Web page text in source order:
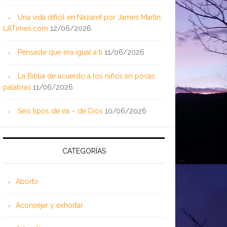
Una vida difícil en Nazaret por James Martin;
LATimes.com 12/06/2026
Pensaste que era igual a ti 11/06/2026
La Biblia de acuerdo a los niños en pocas
palabras 11/06/2026
Seis tipos de ira – de Dios 10/06/2026
CATEGORÍAS
Aborto
Aconsejar y exhortar